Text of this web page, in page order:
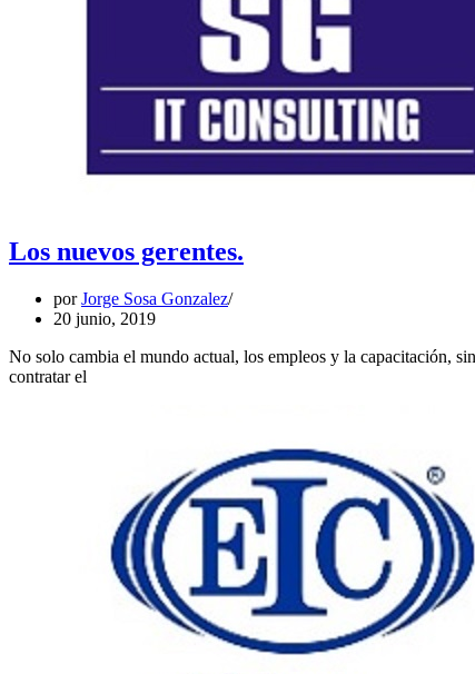
Los nuevos gerentes.
porJorge Sosa Gonzalez
20 junio, 2019
No solo cambia el mundo actual, los empleos y la capacitación,
contratar el